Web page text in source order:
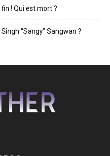
! Qui est mort ?
“Sangy” Sangwan ?